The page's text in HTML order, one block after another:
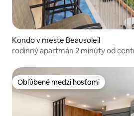
Kondo v meste Beausoleil
rodinný apartmán 2 minúty od
Obľúbené medzi hosťami
Obľúbené medzi hosťami